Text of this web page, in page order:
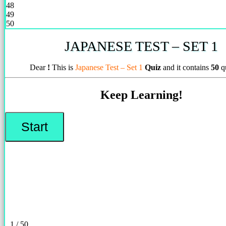
48
49
50
JAPANESE TEST – SET 1
Dear ! This is Japanese Test – Set 1 Quiz and it contains 50
Keep Learning!
1 / 50